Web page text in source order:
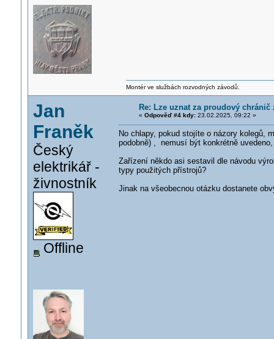
Montér ve službách rozvodných závodů.
Jan
Franěk
Český
elektrikář -
živnostník
Offline
Re: Lze uznat za proudový
« Odpověď #4 kdy:23.02.2025, 09:22 »
No chlapy, pokud stojíte o názory kolegů,
podobně) , nemusí být konkrétně
Zařízení někdo asi sestavil dle návodu
typy použitých přístrojů?
Jinak na všeobecnou otázku dostanete